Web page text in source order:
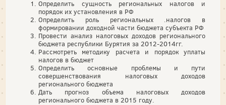
Определить сущность региональных налогов и
порядок их установления в РФ
Определить роль региональных .налогов в
формировании доходной части бюджета субъекта РФ
Провести анализ налоговых доходов регионального
бюджета республики Бурятия за 2012-2014гг.
Рассмотреть методику расчета и порядок уплаты
налогов в бюджет
Определить основные проблемы и пути
совершенствования налоговых доходов
регионального бюджета
Дать прогноз объема налоговых доходов
регионального бюджета в 2015 году.